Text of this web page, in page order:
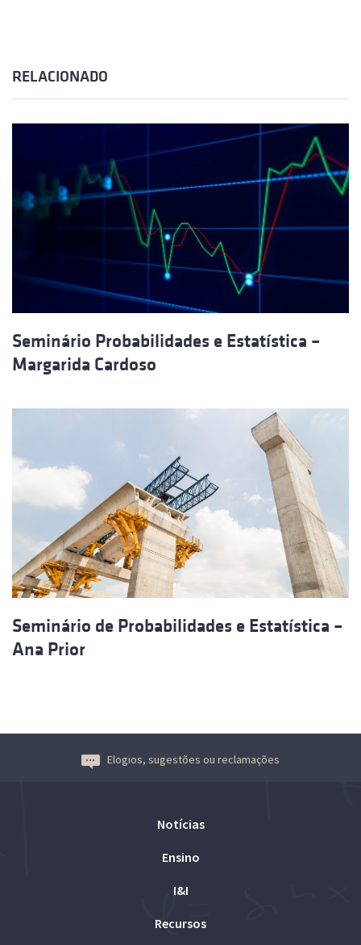
RELACIONADO
Seminário Probabilidades e Estatística –
Margarida Cardoso
Seminário de Probabilidades e Estatística –
Ana Prior
Elogios, sugestões ou reclamações
Notícias
Ensino
I&I
Recursos